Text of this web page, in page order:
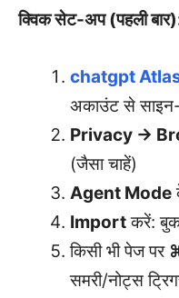
क्विक सेट-अप (पहली
chatgpt Atlas
अकाउंट से
Privacy →
(जैसा चाहें)
Agent Mode
Importकरें:
किसी भी पेज पर
समरी/नोट्स